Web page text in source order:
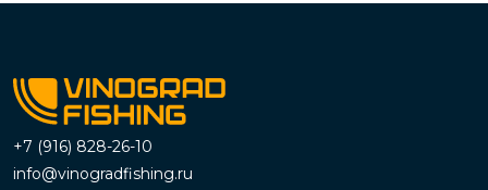
+7 (916) 828-26-10
info@vinogradfishing.ru